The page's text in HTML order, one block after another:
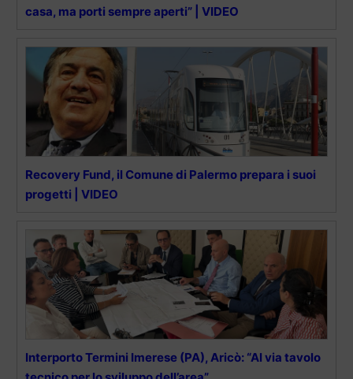
casa, ma porti sempre aperti” | VIDEO
Recovery Fund, il Comune di Palermo prepara i suoi
progetti | VIDEO
Interporto Termini Imerese (PA), Aricò: “Al via tavolo